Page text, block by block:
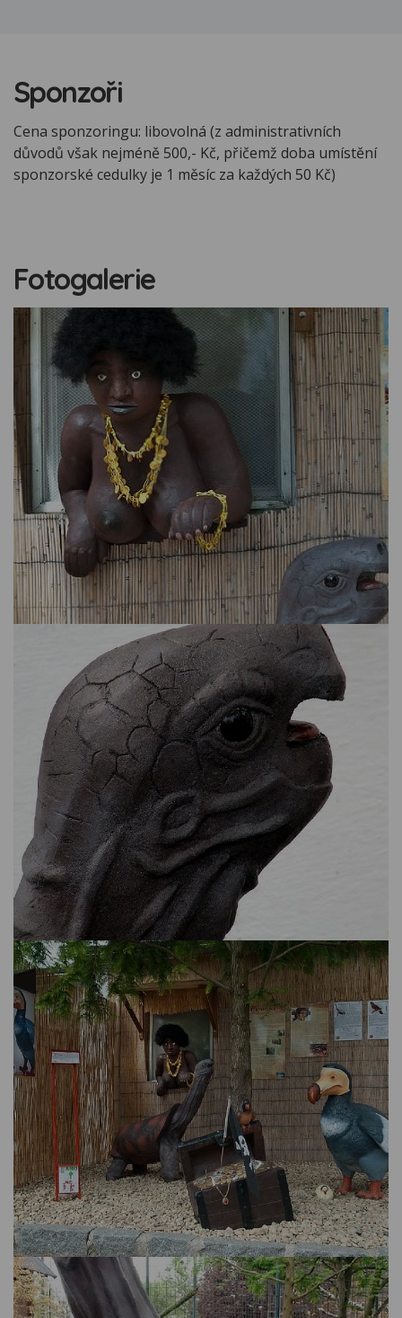
Sponzoři
Cena sponzoringu: libovolná (z administrativních
důvodů však nejméně 500,- Kč, přičemž doba umístění
sponzorské cedulky je 1 měsíc za každých 50 Kč)
Fotogalerie